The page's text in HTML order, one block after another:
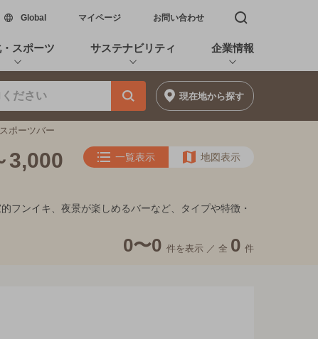
Global新しいウィンドウで開く
マイページ お問い合わせ 検索窓を開く
スポーツ サステナビリティ 企業情報
現在地から探す
ポーツバー
3,000
一覧表示 地図表示
フンイキ、夜景が楽しめるバーなど、タイプや特徴・
0〜0 件を表示 ／ 全 0 件